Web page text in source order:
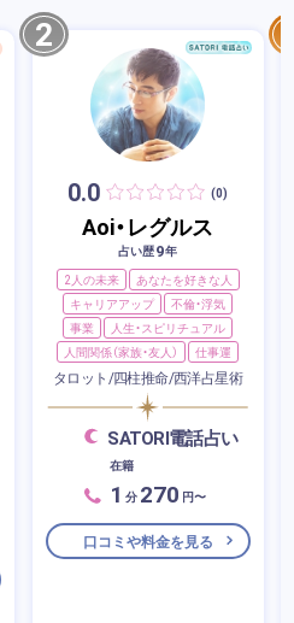
2
0.0 (0)
Aoi・レグルス
占い歴9年
2人の未来
あなたを好きな人
キャリアアップ
不倫・浮気
事業
人生・スピリチュアル
人間関係（家族・友人）
仕事運
タロット/四柱推命/西洋占星術
SATORI電話占い
在籍
1 分 270 円〜
口コミや料金を見る